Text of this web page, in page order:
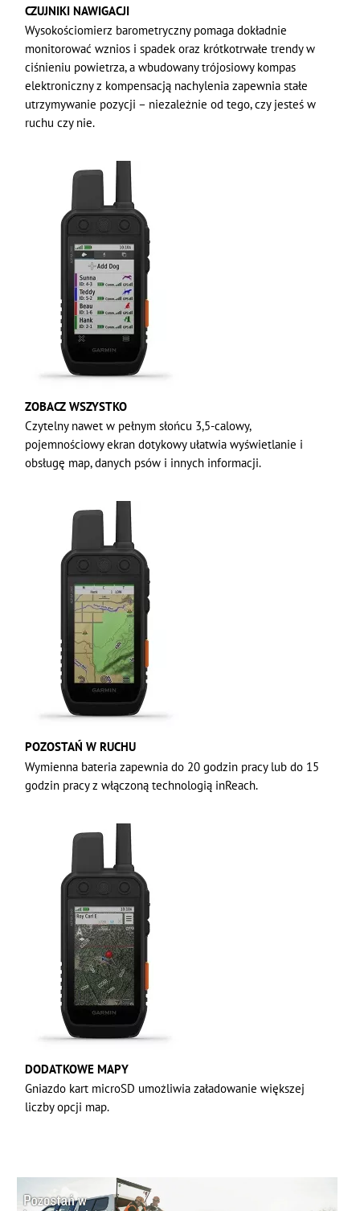
CZUJNIKI NAWIGACJI
Wysokościomierz barometryczny pomaga dokładnie
monitorować wznios i spadek oraz krótkotrwałe trendy w
ciśnieniu powietrza, a wbudowany trójosiowy kompas
elektroniczny z kompensacją nachylenia zapewnia stałe
utrzymywanie pozycji – niezależnie od tego, czy jesteś w
ruchu czy nie.
ZOBACZ WSZYSTKO
Czytelny nawet w pełnym słońcu 3,5-calowy,
pojemnościowy ekran dotykowy ułatwia wyświetlanie i
obsługę map, danych psów i innych informacji.
POZOSTAŃ W RUCHU
Wymienna bateria zapewnia do 20 godzin pracy lub do 15
godzin pracy z włączoną technologią inReach.
DODATKOWE MAPY
Gniazdo kart microSD umożliwia załadowanie większej
liczby opcji map.